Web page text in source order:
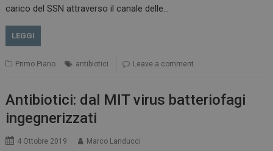
carico del SSN attraverso il canale delle…
LEGGI
Primo Piano antibiotici Leave a comment
Antibiotici: dal MIT virus batteriofagi
ingegnerizzati
4 Ottobre 2019 Marco Landucci